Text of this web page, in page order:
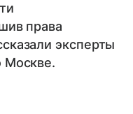
права
эксперты
Москве.